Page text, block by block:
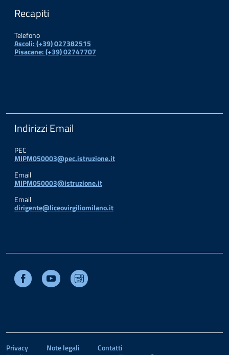
Recapiti
Telefono
Ascoli: (+39) 027382515
Pisacane: (+39) 02747707
Indirizzi Email
PEC
MIPM050003@pec.istruzione.it
Email
MIPM050003@istruzione.it
Email
dirigente@liceovirgiliomilano.it
Facebook Youtube
Privacy Note legali Contatti